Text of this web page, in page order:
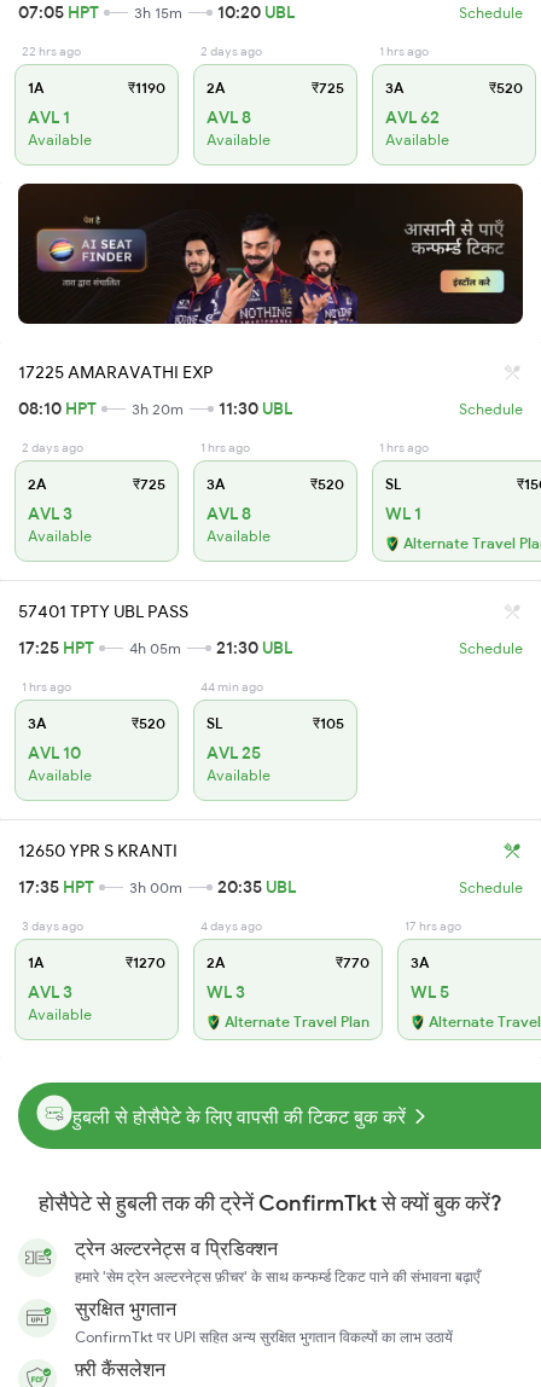
07:05 HPT 3h 15m 10:20 UBL Schedule
22 hrs ago
1A ₹1190
AVL 1
Available
2 days ago
2A ₹725
AVL 8
Available
1 hrs ago
3A ₹520
AVL 62
Available
17225 AMARAVATHI EXP
08:10 HPT 3h 20m 11:30 UBL Schedule
2 days ago
2A ₹725
AVL 3
Available
1 hrs ago
3A ₹520
AVL 8
Available
1 hrs ago
SL
WL 1
Alternate Travel
57401 TPTY UBL PASS
17:25 HPT 4h 05m 21:30 UBL Schedule
1 hrs ago
3A ₹520
AVL 10
Available
44 min ago
SL ₹105
AVL 25
Available
12650 YPR S KRANTI
17:35 HPT 3h 00m 20:35 UBL Schedule
3 days ago
1A ₹1270
AVL 3
Available
4 days ago
2A ₹770
WL 3
Alternate Travel Plan
17 hrs ago
3A
WL 5
Alternate
हुबली से होसैपेटे के लिए वापसी की टिकट बुक करें
होसैपेटे से हुबली तक की ट्रेनें ConfirmTkt से क्यों बुक करें?
ट्रेन अल्टरनेट्स व प्रिडिक्शन
हमारे 'सेम ट्रेन अल्टरनेट्स फ़ीचर' के साथ कन्फर्म्ड टिकट पाने की संभावना बढ़ाएँ
सुरक्षित भुगतान
ConfirmTkt पर UPI सहित अन्य सुरक्षित भुगतान विकल्पों का लाभ उठायें
फ़्री कैंसलेशन